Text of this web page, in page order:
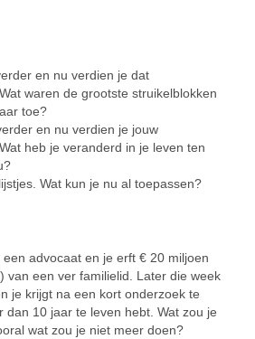
en nu verdien je dat
waren de grootste struikelblokken
toe?
en nu verdien je jouw
heb je veranderd in je leven ten
Wat kun je nu al toepassen?
advocaat en je erft € 20 miljoen
van een ver familielid. Later die week
je krijgt na een kort onderzoek te
dan 10 jaar te leven hebt. Wat zou je
wat zou je niet meer doen?